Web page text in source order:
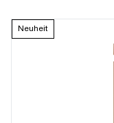
Neuheit